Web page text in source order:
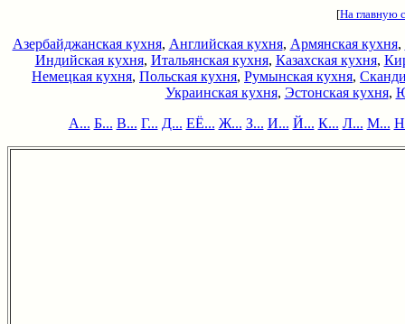
[На главную
Азербайджанская кухня, Английская кухня, Армянская кухня,
Индийская кухня, Итальянская кухня, Казахская кухня,
Немецкая кухня, Польская кухня, Румынская кухня,
Украинская кухня, Эстонская кухня,
А... Б... В... Г... Д... ЕЁ... Ж... З... И... Й... К... Л... М...